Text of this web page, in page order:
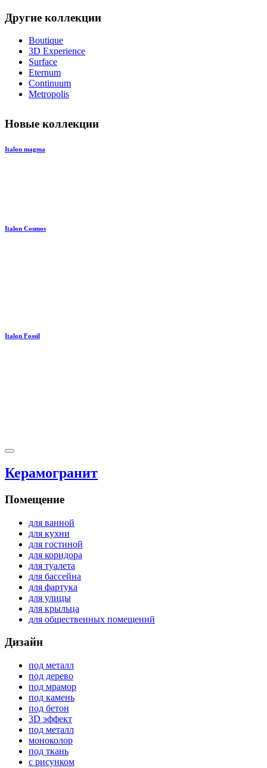
Другие коллекции
Boutique
3D Experience
Surface
Eternum
Continuum
Metropolis
Новые коллекции
Italon magma
Italon Cosmos
Italon Fossil
Керамогранит
Помещение
для ванной
для кухни
для гостиной
для коридора
для туалета
для бассейна
для фартука
для улицы
для крыльца
для общественных помещений
Дизайн
под металл
под дерево
под мрамор
под камень
под бетон
3D эффект
под металл
моноколор
под ткань
с рисунком